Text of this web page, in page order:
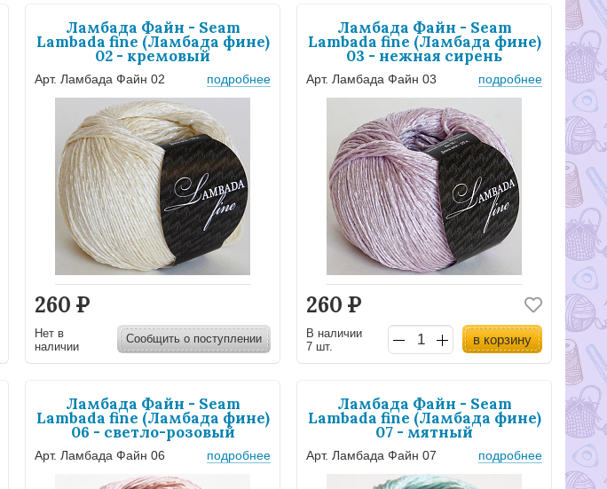
Ламбада Файн - Seam
Lambada fine (Ламбада фине)
02 - кремовый
Арт. Ламбада Файн 02 подробнее
260 Р
Нет в
наличии
Сообщить о поступлении
Ламбада Файн - Seam
Lambada fine (Ламбада фине)
03 - нежная сирень
Арт. Ламбада Файн 03 подробнее
260 Р
В наличии
7 шт.
в корзину
Ламбада Файн - Seam
Lambada fine (Ламбада фине)
06 - светло-розовый
Арт. Ламбада Файн 06 подробнее
Ламбада Файн - Seam
Lambada fine (Ламбада фине)
07 - мятный
Арт. Ламбада Файн 07 подробнее